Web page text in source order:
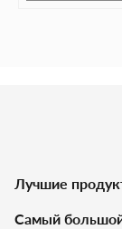
Лучшие
Самый